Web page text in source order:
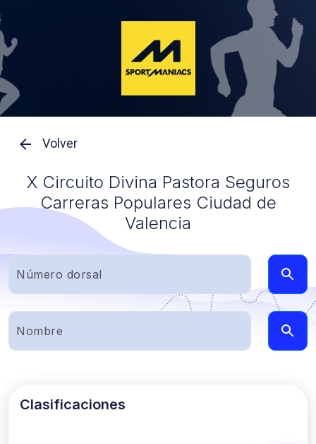
Volver
X Circuito Divina Pastora Seguros
Carreras Populares Ciudad de
Valencia
Clasificaciones